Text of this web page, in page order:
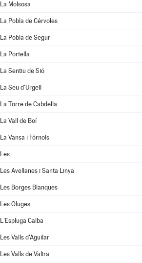
La Molsosa
La Pobla de Cérvoles
La Pobla de Segur
La Portella
La Sentiu de Sió
La Seu d'Urgell
La Torre de Cabdella
La Vall de Boí
La Vansa i Fórnols
Les
Les Avellanes i Santa Linya
Les Borges Blanques
Les Oluges
L'Espluga Calba
Les Valls d'Aguilar
Les Valls de Valira